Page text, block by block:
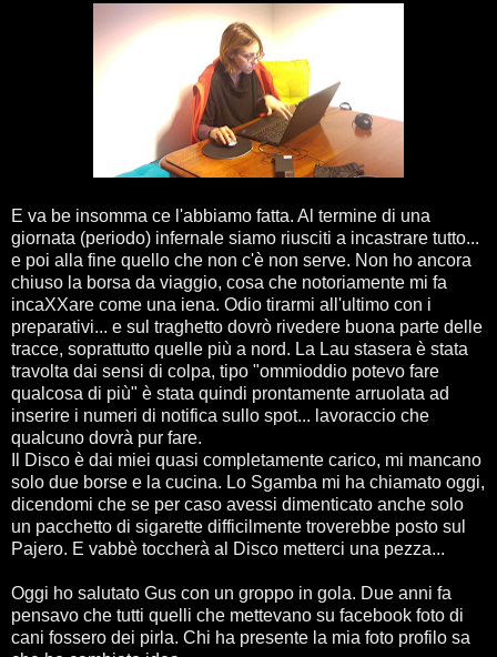
E va be insomma ce l'abbiamo fatta. Al termine di una
giornata (periodo) infernale siamo riusciti a incastrare tutto...
e poi alla fine quello che non c'è non serve. Non ho ancora
chiuso la borsa da viaggio, cosa che notoriamente mi fa
incaXXare come una iena. Odio tirarmi all'ultimo con i
preparativi... e sul traghetto dovrò rivedere buona parte delle
tracce, soprattutto quelle più a nord. La Lau stasera è stata
travolta dai sensi di colpa, tipo "ommioddio potevo fare
qualcosa di più" è stata quindi prontamente arruolata ad
inserire i numeri di notifica sullo spot... lavoraccio che
qualcuno dovrà pur fare.
Il Disco è dai miei quasi completamente carico, mi mancano
solo due borse e la cucina. Lo Sgamba mi ha chiamato oggi,
dicendomi che se per caso avessi dimenticato anche solo
un pacchetto di sigarette difficilmente troverebbe posto sul
Pajero. E vabbè toccherà al Disco metterci una pezza...
Oggi ho salutato Gus con un groppo in gola. Due anni fa
pensavo che tutti quelli che mettevano su facebook foto di
cani fossero dei pirla. Chi ha presente la mia foto profilo sa